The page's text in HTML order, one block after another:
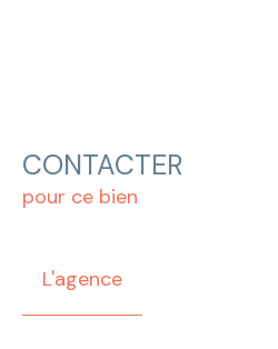
CONTACTER
pour ce bien
L'agence